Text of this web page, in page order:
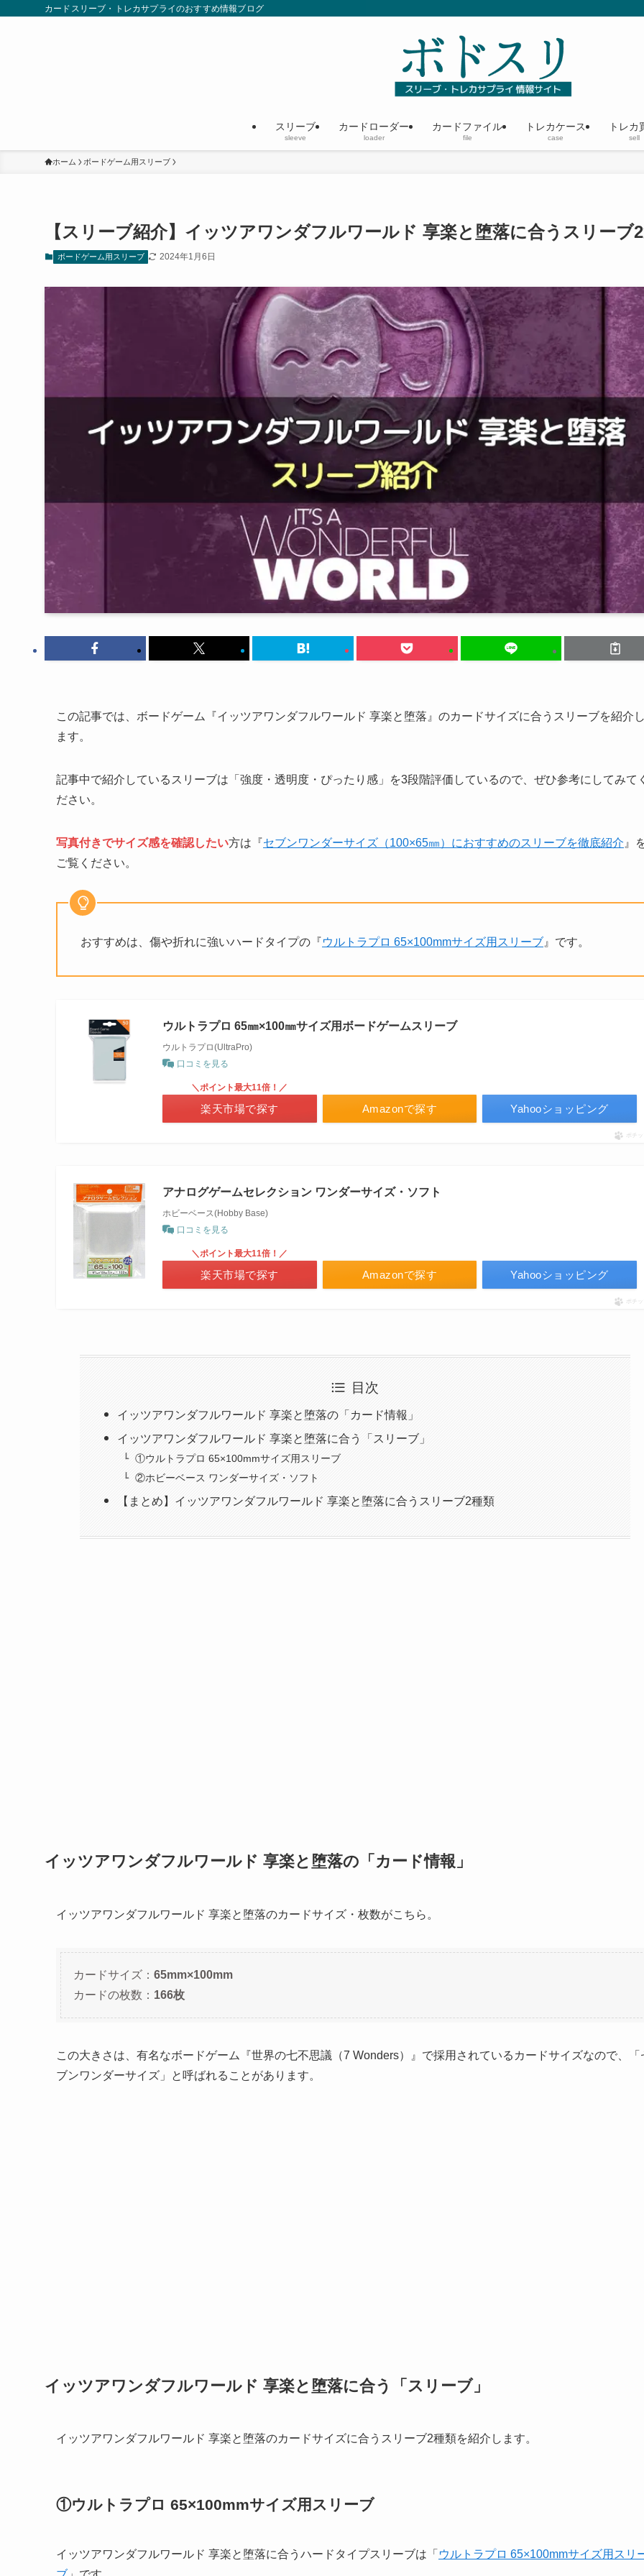
カードスリーブ・トレカサプライのおすすめ情報ブログ
スリーブ
sleeve
カードローダー
loader
カードファイル
file
トレカケース
case
トレカ
sell
ホーム ボードゲーム用スリーブ
【スリーブ紹介】イッツアワンダフルワールド 享楽と堕落に合うスリーブ
ボードゲーム用スリーブ 2024年1月6日
この記事では、ボードゲーム『イッツアワンダフルワールド 享楽と堕落』のカードサイズに合うスリーブを紹介
ます。
記事中で紹介しているスリーブは「強度・透明度・ぴったり感」を3段階評価しているので、ぜひ参考にしてみて
ださい。
写真付きでサイズ感を確認したい方は『セブンワンダーサイズ（100×65㎜）におすすめのスリーブを徹底紹介 』
ご覧ください。
おすすめは、傷や折れに強いハードタイプの『ウルトラプロ 65×100mmサイズ用スリーブ 』です。
ウルトラプロ 65㎜×100㎜サイズ用ボードゲームスリーブ
ウルトラプロ(UltraPro)
口コミを見る
Amazonで探す
＼ポイント最大11倍！／
楽天市場で探す Yahooショッピング
ポチ
アナログゲームセレクション ワンダーサイズ・ソフト
ホビーベース(Hobby Base)
口コミを見る
Amazonで探す
＼ポイント最大11倍！／
楽天市場で探す Yahooショッピング
ポチ
目次
イッツアワンダフルワールド 享楽と堕落の「カード情報」
イッツアワンダフルワールド 享楽と堕落に合う「スリーブ」
①ウルトラプロ 65×100mmサイズ用スリーブ
②ホビーベース ワンダーサイズ・ソフト
【まとめ】イッツアワンダフルワールド 享楽と堕落に合うスリーブ2種類
イッツアワンダフルワールド 享楽と堕落の「カード情報」
イッツアワンダフルワールド 享楽と堕落のカードサイズ・枚数がこちら。
カードサイズ： 65mm×100mm
カードの枚数： 166枚
この大きさは、有名なボードゲーム『世界の七不思議（7 Wonders）』で採用されているカードサイズなので、「
ブンワンダーサイズ」と呼ばれることがあります。
イッツアワンダフルワールド 享楽と堕落に合う「スリーブ」
イッツアワンダフルワールド 享楽と堕落のカードサイズに合うスリーブ2種類を紹介します。
①ウルトラプロ 65×100mmサイズ用スリーブ
イッツアワンダフルワールド 享楽と堕落に合うハードタイプスリーブは「 ウルトラプロ 65×100mmサイズ用スリ